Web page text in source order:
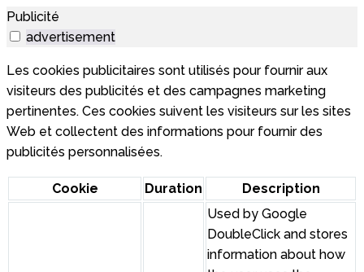
Publicité
advertisement
Les cookies publicitaires sont utilisés pour fournir aux
visiteurs des publicités et des campagnes marketing
pertinentes. Ces cookies suivent les visiteurs sur les sites
Web et collectent des informations pour fournir des
publicités personnalisées.
Cookie Duration Description
Used by Google
DoubleClick and stores
information about how